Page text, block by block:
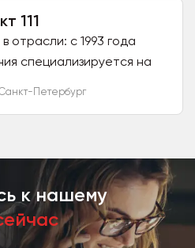
111
отрасли: с 1993 года
специализируется на
промопродукции и
Петербург
к нашему